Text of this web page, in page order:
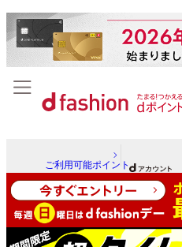
ご利用可能ポイント